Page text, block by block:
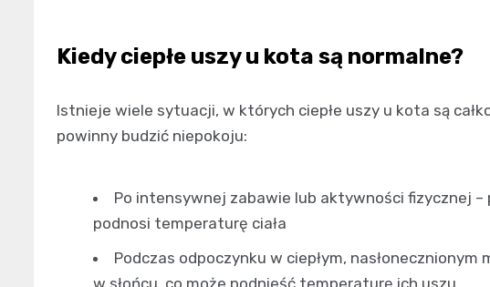
Kiedy ciepłe uszy u kota są normalne?
Istnieje wiele sytuacji, w których ciepłe uszy u kota są
powinny budzić niepokoju:
Po intensywnej zabawie lub aktywności fizycznej –
podnosi temperaturę ciała
Podczas odpoczynku w ciepłym,
w słońcu, co może podnieść temperaturę ich uszu